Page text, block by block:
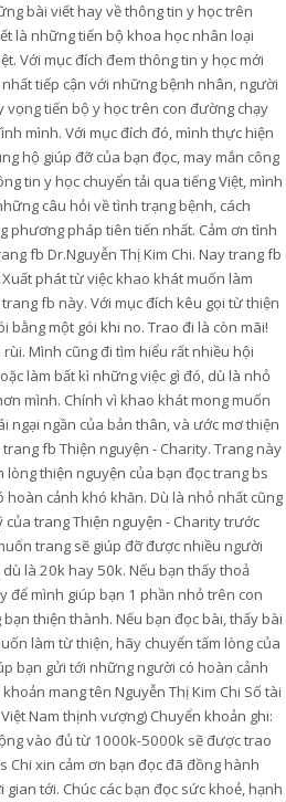
bài viết hay về thông tin y học trên
là những tiến bộ khoa học nhân loại
Với mục đích đem thông tin y học mới
tiếp cận với những bệnh nhân, người
tiến bộ y học trên con đường chạy
mình. Với mục đích đó, mình thực hiện
hộ giúp đỡ của bạn đọc, may mắn công
tin y học chuyển tải qua tiếng Việt, mình
câu hỏi về tình trạng bệnh, cách
phương pháp tiên tiến nhất. Cảm ơn tình
fb Dr.Nguyễn Thị Kim Chi. Nay trang fb
phát từ việc khao khát muốn làm
fb này. Với mục đích kêu gọi từ thiện
bằng một gói khi no. Trao đi là còn mãi!
Mình cũng đi tìm hiểu rất nhiều hội
làm bất kì những việc gì đó, dù là nhỏ
mình. Chính vì khao khát mong muốn
ngại ngần của bản thân, và ước mơ thiện
fb Thiện nguyện - Charity. Trang này
thiện nguyện của bạn đọc trang bs
cảnh khó khăn. Dù là nhỏ nhất cũng
trang Thiện nguyện - Charity trước
trang sẽ giúp đỡ được nhiều người
là 20k hay 50k. Nếu bạn thấy thoả
để mình giúp bạn 1 phần nhỏ trên con
thiện thành. Nếu bạn đọc bài, thấy bài
làm từ thiện, hãy chuyển tấm lòng của
bạn gửi tới những người có hoàn cảnh
mang tên Nguyễn Thị Kim Chi Số tài
Nam thịnh vượng) Chuyển khoản ghi:
vào đủ từ 1000k-5000k sẽ được trao
Chi xin cảm ơn bạn đọc đã đồng hành
tới. Chúc các bạn đọc sức khoẻ, hạnh